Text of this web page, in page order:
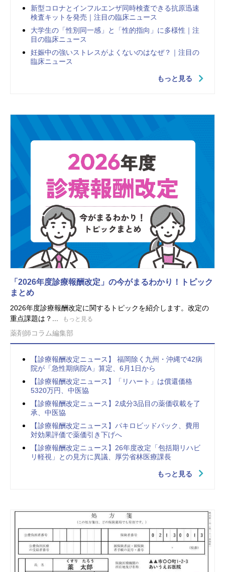
新型コロナとインフルエンザ同時検査できる抗原迅速
検査キットを発売｜注目の臨床ニュース
大学生の「性別同一感」と「性的指向」に多様性｜注
目の臨床ニュース
妊娠中の強いストレスがよくないのはなぜ？｜注目の
臨床ニュース
もっと見る
「2026年度診療報酬改定」の今がまるわかり！トピック
まとめ
2026年度診療報酬改定に関するトピックを紹介します。改定の
重点課題は？...
もっと見る
薬剤師コラム編集部
【診療報酬改定ニュース】 福岡除く九州・沖縄で42病
院が「急性期病院A」算定、6月1日から
【診療報酬改定ニュース】「リハート」は償還価格
5320万円、中医協
【診療報酬改定ニュース】2成分3品目の薬価収載を了
承、中医協
【診療報酬改定ニュース】パキロビッドパック、費用
対効果評価で薬価引き下げへ
【診療報酬改定ニュース】26年度改定「包括期リハビ
リ軽視」との見方に異議、厚労省林医療課長
もっと見る